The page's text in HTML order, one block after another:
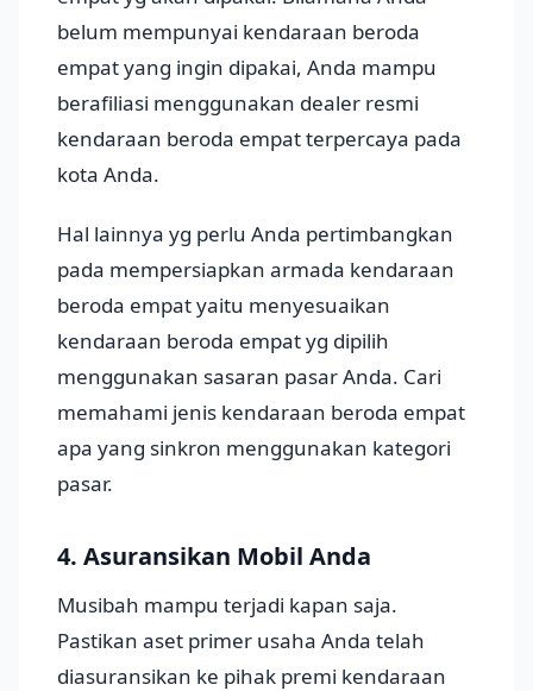
belum mempunyai kendaraan beroda
empat yang ingin dipakai, Anda mampu
berafiliasi menggunakan dealer resmi
kendaraan beroda empat terpercaya pada
kota Anda.
Hal lainnya yg perlu Anda pertimbangkan
pada mempersiapkan armada kendaraan
beroda empat yaitu menyesuaikan
kendaraan beroda empat yg dipilih
menggunakan sasaran pasar Anda. Cari
memahami jenis kendaraan beroda empat
apa yang sinkron menggunakan kategori
pasar.
4. Asuransikan Mobil Anda
Musibah mampu terjadi kapan saja.
Pastikan aset primer usaha Anda telah
diasuransikan ke pihak premi kendaraan